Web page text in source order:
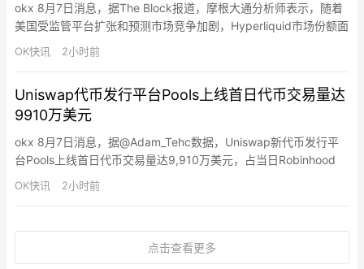
okx 8月7日消息，据The Block报道，摩根大通分析师表示，随着
美国受监管平台扩张和预测市场竞争加剧，Hyperliquid市场份额面
临挑战，同时HYPE ETF资金流入也已停滞。分析师指出
Hyperliquid面临两大挑战：美国受监管加密永续合约交易平台可能
烈而Hyperliquid正拓展预…
OK快讯 2小时前
Uniswap代币发行平台Pools上线首日代币交易量达
9910万美元
okx 8月7日消息，据@Adam_Tehc数据，Uniswap新代币发行平
台Pools上线首日代币交易量达9,910万美元，占当日Robinhood
Chain代币发行平台总交易量的约54.2%。
OK快讯 2小时前
点击查看更多